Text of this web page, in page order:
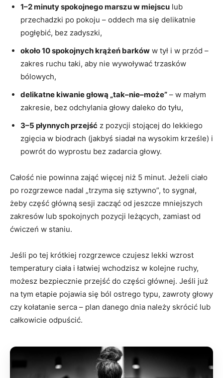
1–2 minuty spokojnego marszu w miejscu lub
przechadzki po pokoju – oddech ma się delikatnie
pogłębić, bez zadyszki,
około 10 spokojnych krążeń barków w tył i w przód –
zakres ruchu taki, aby nie wywoływać trzasków
bólowych,
delikatne kiwanie głową „tak–nie–może” – w małym
zakresie, bez odchylania głowy daleko do tyłu,
3–5 płynnych przejść z pozycji stojącej do lekkiego
zgięcia w biodrach (jakbyś siadał na wysokim krześle) i
powrót do wyprostu bez zadarcia głowy.
Całość nie powinna zająć więcej niż 5 minut. Jeżeli ciało
po rozgrzewce nadal „trzyma się sztywno”, to sygnał,
żeby część główną sesji zacząć od jeszcze mniejszych
zakresów lub spokojnych pozycji leżących, zamiast od
ćwiczeń w staniu.
Jeśli po tej krótkiej rozgrzewce czujesz lekki wzrost
temperatury ciała i łatwiej wchodzisz w kolejne ruchy,
możesz bezpiecznie przejść do części głównej. Jeśli już
na tym etapie pojawia się ból ostrego typu, zawroty głowy
czy kołatanie serca – plan danego dnia należy skrócić lub
całkowicie odpuścić.